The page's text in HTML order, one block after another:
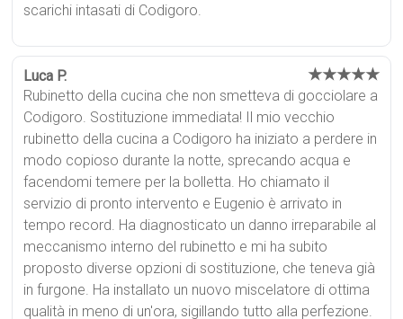
scarichi intasati di Codigoro.
Luca P. ★★★★★
Rubinetto della cucina che non smetteva di gocciolare a
Codigoro. Sostituzione immediata! Il mio vecchio
rubinetto della cucina a Codigoro ha iniziato a perdere in
modo copioso durante la notte, sprecando acqua e
facendomi temere per la bolletta. Ho chiamato il
servizio di pronto intervento e Eugenio è arrivato in
tempo record. Ha diagnosticato un danno irreparabile al
meccanismo interno del rubinetto e mi ha subito
proposto diverse opzioni di sostituzione, che teneva già
in furgone. Ha installato un nuovo miscelatore di ottima
qualità in meno di un'ora, sigillando tutto alla perfezione.